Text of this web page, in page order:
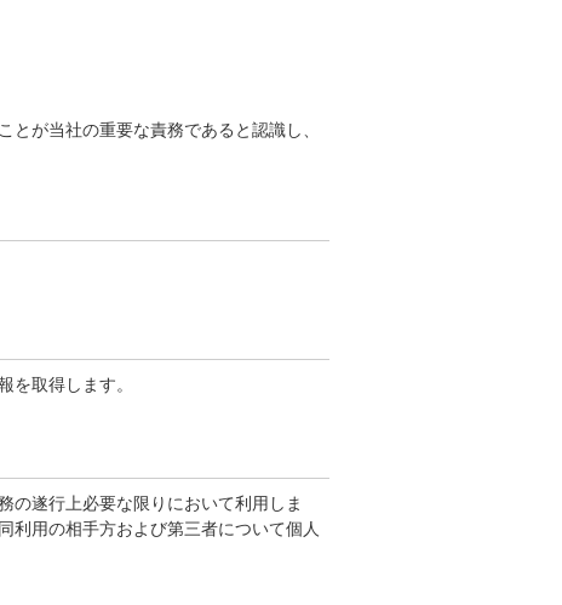
が当社の重要な責務であると認識し、
を取得します。
の遂行上必要な限りにおいて利用しま
利用の相手方および第三者について個人